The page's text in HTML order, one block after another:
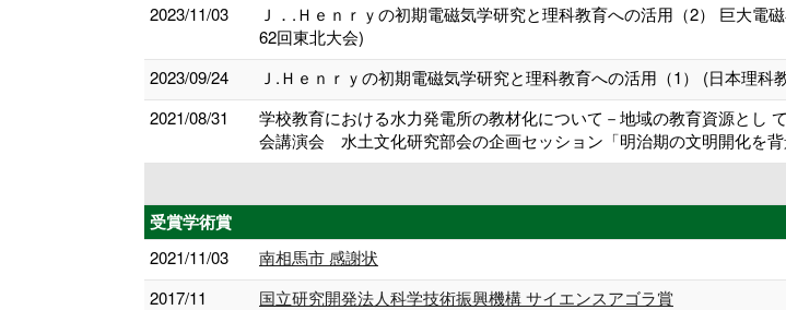
2023/11/03
Ｊ．.Ｈｅｎｒｙの初期電磁気学研究と理科教育への活用（2） 巨大
62回東北大会)
2023/09/24
Ｊ.Ｈｅｎｒｙの初期電磁気学研究と理科教育への活用（1） (日本理科
2021/08/31
学校教育における水力発電所の教材化について－地域の教育資源とし
会講演会 水土文化研究部会の企画セッション「明治期の文明開化を
受賞学術賞
2021/11/03
南相馬市 感謝状
2017/11
国立研究開発法人科学技術振興機構 サイエンスアゴラ賞